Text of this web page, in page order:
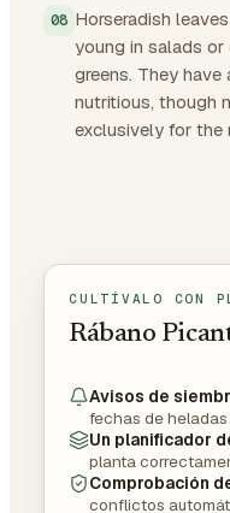
Horseradish
young in salads
greens. They
nutritious, though
exclusively for the
CULTÍVALO CON
Rábano
Avisos de
fechas de heladas
Un planificador
planta
Comprobación
conflictos